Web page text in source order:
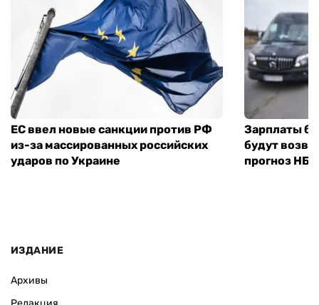
ЕС ввел новые санкции против РФ
из-за массированных российских
ударов по Украине
Зарплаты
будут
прогноз НБУ
ИЗДАНИЕ
Архивы